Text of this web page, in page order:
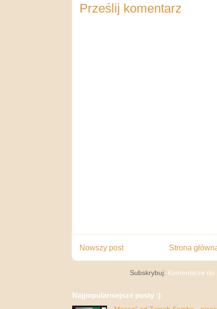
Prześlij komentarz
Nowszy post Strona
Subskrybuj: Komentarze do
Najpopularniejsze posty :)